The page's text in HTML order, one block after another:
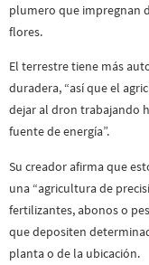
plumero que impregnan
flores.
El terrestre tiene más
duradera, “así que el
dejar al dron trabajando
fuente de energía”.
Su creador afirma que
una “agricultura de
fertilizantes, abonos o
que depositen
planta o de la ubicación.